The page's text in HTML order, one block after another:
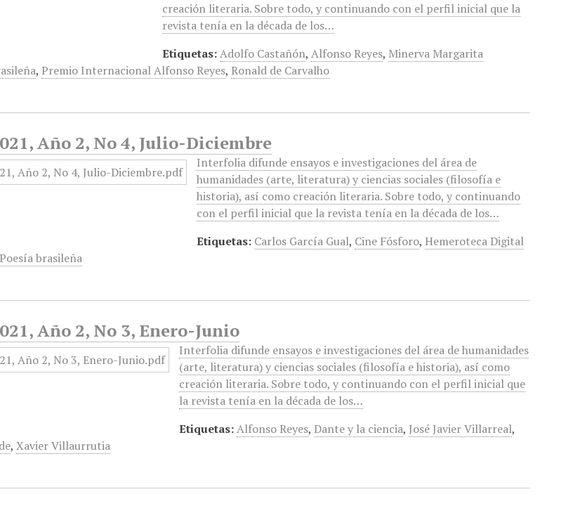
creación literaria. Sobre todo, y continuando con el perfil inicial que la
revista tenía en la década de los…
Etiquetas:Adolfo Castañón,Alfonso Reyes, Minerva Margarita
, Premio Internacional Alfonso Reyes, Ronald de Carvalho
Año 2, No 4, Julio-Diciembre
Interfolia difunde ensayos e investigaciones del área de
humanidades (arte, literatura) y ciencias sociales (filosofía e
historia), así como creación literaria. Sobre todo, y continuando
con el perfil inicial que la revista tenía en la década de los…
Etiquetas: Carlos García Gual, Cine Fósforo, Hemeroteca Digital
Poesía brasileña
Año 2, No 3, Enero-Junio
Interfolia difunde ensayos e investigaciones del área de humanidades
(arte, literatura) y ciencias sociales (filosofía e historia), así como
creación literaria. Sobre todo, y continuando con el perfil inicial que
la revista tenía en la década de los…
Etiquetas:Alfonso Reyes, Dante y la ciencia, José Javier Villarreal,
,Xavier Villaurrutia